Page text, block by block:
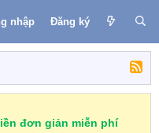
nhập Đăng ký
đơn giản miễn phí